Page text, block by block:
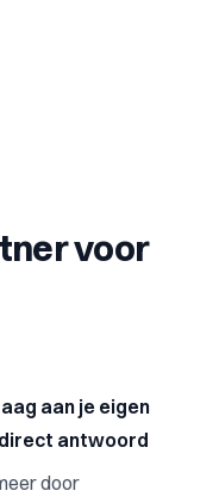
voor
aan je eigen
antwoord
door